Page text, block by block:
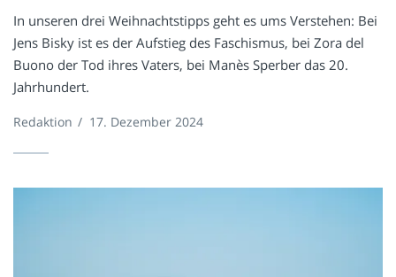
In unseren drei Weihnachtstipps geht es ums Verstehen: Bei
Jens Bisky ist es der Aufstieg des Faschismus, bei Zora del
Buono der Tod ihres Vaters, bei Manès Sperber das 20.
Jahrhundert.
Redaktion / 17. Dezember 2024